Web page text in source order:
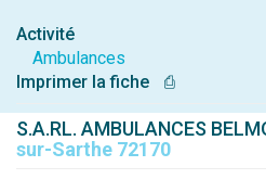
Activité
Ambulances
Imprimer la fiche
⎙
S.A.RL. AMBULANCES
sur-Sarthe 72170